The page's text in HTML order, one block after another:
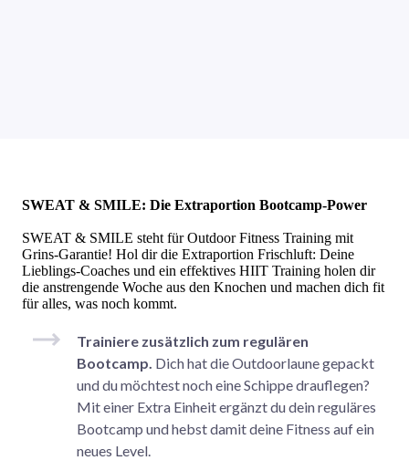
SWEAT & SMILE: Die Extraportion Bootcamp-Power
SWEAT & SMILE steht für Outdoor Fitness Training mit
Grins-Garantie! Hol dir die Extraportion Frischluft: Deine
Lieblings-Coaches und ein effektives HIIT Training holen dir
die anstrengende Woche aus den Knochen und machen dich fit
für alles, was noch kommt.
Trainiere zusätzlich zum regulären
Bootcamp. Dich hat die Outdoorlaune gepackt
und du möchtest noch eine Schippe drauflegen?
Mit einer Extra Einheit ergänzt du dein reguläres
Bootcamp und hebst damit deine Fitness auf ein
neues Level.